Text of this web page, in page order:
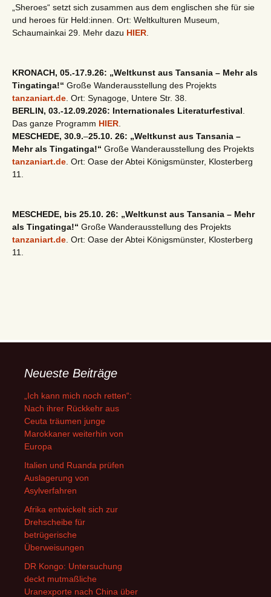
„Sheroes“ setzt sich zusammen aus dem englischen she für sie
und heroes für Held:innen. Ort: Weltkulturen Museum,
Schaumainkai 29. Mehr dazu HIER
KRONACH, 05.-17.9.26: „Weltkunst aus Tansania – Mehr als
Tingatinga!“ Große Wanderausstellung des Projekts
tanzaniart.de . Ort: Synagoge, Untere Str. 38.
BERLIN, 03.-12.09.2026: Internationales Literaturfestival
Das ganze Programm HIER
MESCHEDE, 30.9.–25.10. 26: „Weltkunst aus Tansania –
Mehr als Tingatinga!“ Große Wanderausstellung des Projekts
tanzaniart.de . Ort: Oase der Abtei Königsmünster, Klosterberg
11.
MESCHEDE, bis 25.10. 26: „Weltkunst aus Tansania – Mehr
als Tingatinga!“ Große Wanderausstellung des Projekts
tanzaniart.de . Ort: Oase der Abtei Königsmünster, Klosterberg
11.
Neueste Beiträge
„Ich kann mich noch retten“:
Nach ihrer Rückkehr aus
Ceuta träumen junge
Marokkaner weiterhin von
Europa
Italien und Ruanda prüfen
Auslagerung von
Asylverfahren
Afrika entwickelt sich zur
Drehscheibe für
betrügerische
Überweisungen
DR Kongo: Untersuchung
deckt mutmaßliche
Uranexporte nach China über